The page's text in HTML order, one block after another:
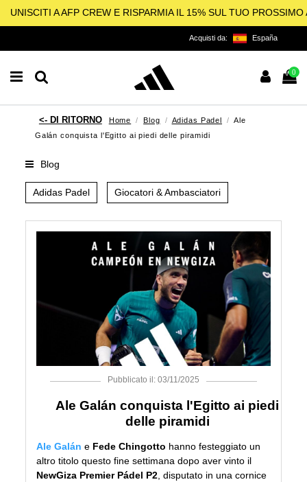
UNISCITI A AFP CREW E RISPARMIA IL 15% SUL TUO PROSSIMO
Acquisti da: España
0
Home Blog Adidas Padel
Ale
Galán conquista l'Egitto ai piedi delle piramidi
Blog
Adidas Padel Giocatori & Ambasciatori
Pubblicato il: 03/11/2025
Ale Galán conquista l'Egitto ai piedi
delle piramidi
Ale Galán e Fede Chingotto hanno festeggiato un
altro titolo questo fine settimana dopo aver vinto il
NewGiza Premier Pádel P2 , disputato in una cornice